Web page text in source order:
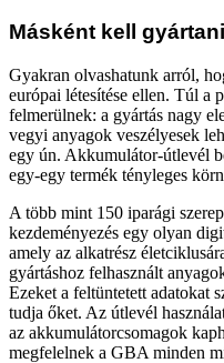
Másként kell
Gyakran olvashatunk arról,
európai létesítése ellen. Túl a
felmerülnek: a gyártás nagy
vegyi anyagok veszélyesek
egy ún. Akkumulátor-útlevél
egy-egy termék tényleges
A több mint 150 iparági
kezdeményezés egy olyan
amely az alkatrész
gyártáshoz felhasznált
Ezeket a feltüntetett adatokat
tudja őket. Az útlevél
az akkumulátorcsomagok
megfelelnek a GBA minden